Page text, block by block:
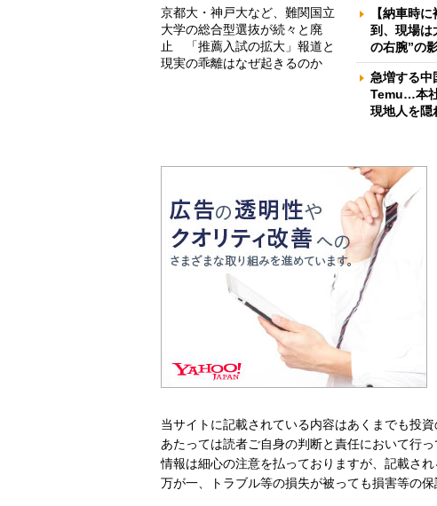
京都大・神戸大など、難関国立
大学の総合型選抜が続々と廃
止 「推薦入試の拡大」報道と
現実の乖離はなぜ起きるのか
【納車時
到、現場
の右腕”の
急増する中
Temu…本
現地人を隠
当サイトに記載されている内容はあくまでも投
あたっては読者ご自身の判断と責任において行
情報は細心の注意を払っておりますが、記載さ
万が一、トラブル等の損失が被っても損害等の